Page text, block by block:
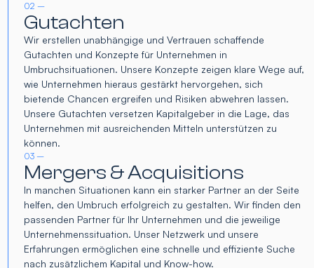
02 –
Gutachten
Wir erstellen unabhängige und Vertrauen schaffende
Gutachten und Konzepte für Unternehmen in
Umbruchsituationen. Unsere Konzepte zeigen klare Wege auf,
wie Unternehmen hieraus gestärkt hervorgehen, sich
bietende Chancen ergreifen und Risiken abwehren lassen.
Unsere Gutachten versetzen Kapitalgeber in die Lage, das
Unternehmen mit ausreichenden Mitteln unterstützen zu
können.
03 –
Mergers & Acquisitions
In manchen Situationen kann ein starker Partner an der Seite
helfen, den Umbruch erfolgreich zu gestalten. Wir finden den
passenden Partner für Ihr Unternehmen und die jeweilige
Unternehmenssituation. Unser Netzwerk und unsere
Erfahrungen ermöglichen eine schnelle und effiziente Suche
nach zusätzlichem Kapital und Know-how.